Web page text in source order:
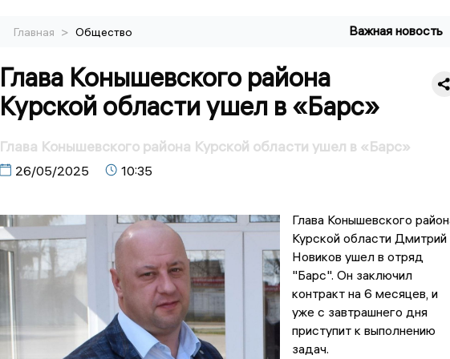
Главная > Общество Важная новость
Глава Конышевского района
Курской области ушел в «Барс»
Глава Конышевского района Курской области ушел в «Барс»
26/05/2025 10:35
Глава Конышевского
Курской области Дмитрий
Новиков ушел в отряд
"Барс". Он заключил
контракт на 6 месяцев, и
уже с завтрашнего дня
приступит к выполнению
задач.